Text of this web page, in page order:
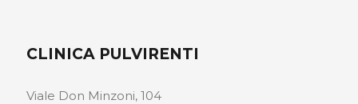
CLINICA PULVIRENTI
Viale Don Minzoni, 104